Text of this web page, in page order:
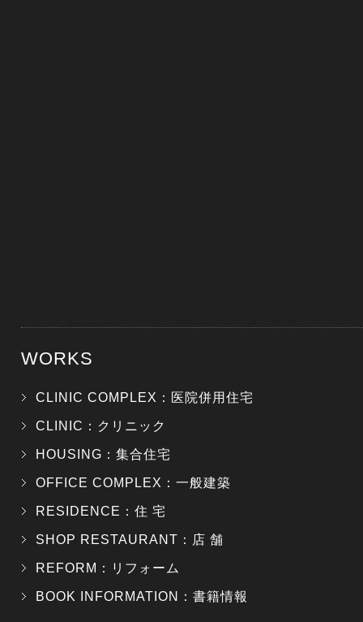
WORKS
CLINIC COMPLEX：医院併用住宅
CLINIC：クリニック
HOUSING：集合住宅
OFFICE COMPLEX：一般建築
RESIDENCE：住 宅
SHOP RESTAURANT：店 舗
REFORM：リフォーム
BOOK INFORMATION：書籍情報